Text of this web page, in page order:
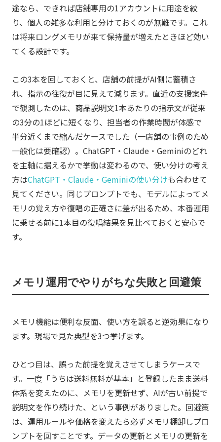
途なら、できれば店舗専用の1アカウントに用途を絞
り、個人の雑多な利用と分けておくのが無難です。これ
は将来ロングメモリが来て保持量が増えたときほど効い
てくる設計です。
この3本を回しておくと、店舗の前提がAI側に蓄積さ
れ、指示の往復が目に見えて減ります。直近の支援案件
で観測したのは、商品説明文1本あたりの指示文が従来
の3分の1ほどに短くなり、担当者の作業時間が体感で
半分近くまで縮んだケースでした（一店舗の事例のため
一般化は要確認）。ChatGPT・Claude・Geminiのどれ
を主軸に据えるかで挙動は変わるので、使い分けの考え
方はChatGPT・Claude・Geminiの使い分けも合わせて
見てください。同じプロンプトでも、モデルによってメ
モリの覚え方や復唱の正確さに差が出るため、本番運用
に乗せる前に1本目の復唱結果を見比べておくと安心で
す。
メモリ運用でやりがちな失敗と回避策
メモリ機能は便利な反面、使い方を誤ると逆効果になり
ます。現場で見た典型を3つ挙げます。
ひとつ目は、誤った前提を覚えさせてしまうケースで
す。一度「うちは送料無料が基本」と登録したまま送料
体系を変えたのに、メモリを更新せず、AIが古い前提で
説明文を作り続けた、という事例がありました。回避策
は、運用ルールや価格を変えたら必ずメモリ棚卸しプロ
ンプトを回すことです。データの更新とメモリの更新を